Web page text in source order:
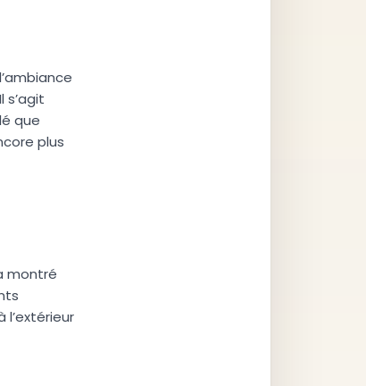
s’agit
que
plus
montré
l’extérieur